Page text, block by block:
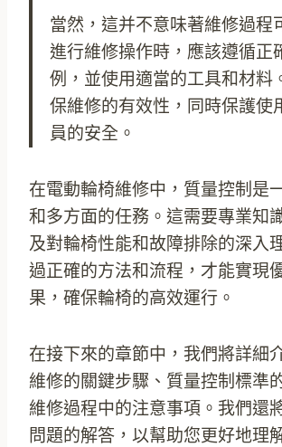
當然，這并不意味著維修過程
進行維修操作時，應該遵循正
例，並使用適當的工具和材料
保維修的有效性，同時保護使
員的安全。
在電動輪椅維修中，質量控制是
和多方面的任務。這需要專業知
及對輪椅性能和故障排除的深入
過正確的方法和流程，才能實現
果，確保輪椅的高效運行。
在接下來的章節中，我們將詳細
維修的關鍵步驟、質量控制標準
維修過程中的注意事項。我們還
問題的解答，以幫助您更好地理